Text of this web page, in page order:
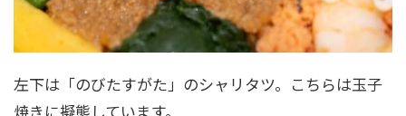
左下は「のびたすがた」のシャリタツ。こちらは玉子
焼きに擬態しています。